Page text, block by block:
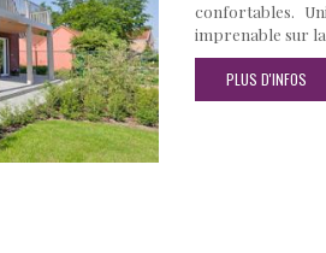
confortables.
imprenable sur
PLUS D'INFOS